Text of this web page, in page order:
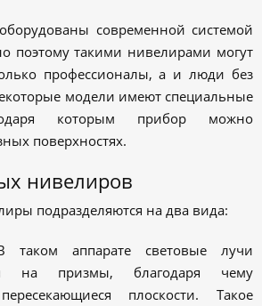
современной системой
поэтому такими нивелирами могут
профессионалы, а и люди без
модели имеют специальные
которым прибор можно
поверхностях.
нивелиров
подразделяются на два вида:
таком аппарате световые лучи
на призмы, благодаря чему
плоскости. Такое